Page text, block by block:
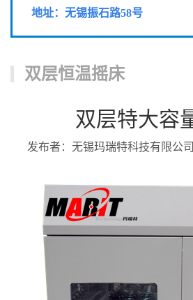
地址：无锡振石路58号
双层恒温摇床
双层特大容
发布者：无锡玛瑞特科技有限公